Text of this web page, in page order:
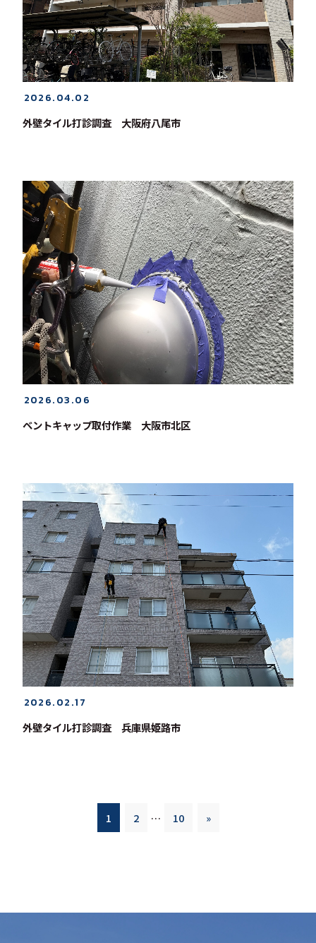
2026.04.02
外壁タイル打診調査 大阪府八尾市
2026.03.06
ベントキャップ取付作業 大阪市北区
2026.02.17
外壁タイル打診調査 兵庫県姫路市
1 2 … 10 »